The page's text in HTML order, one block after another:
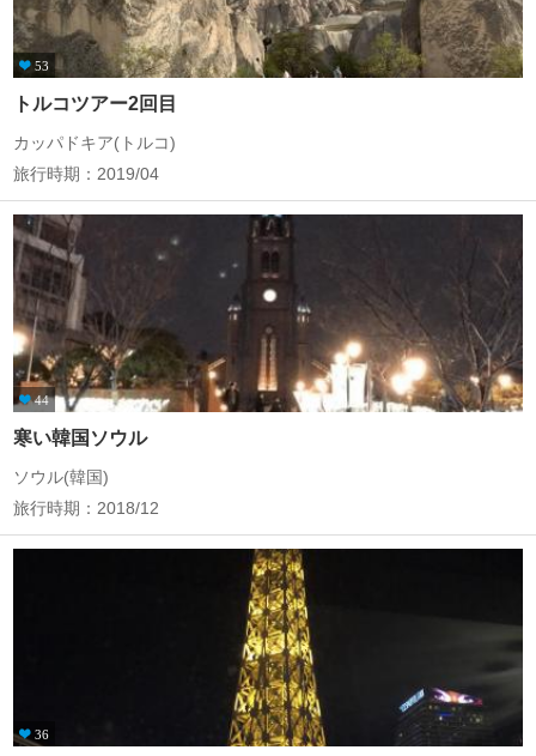
53
トルコツアー2回目
カッパドキア(トルコ)
旅行時期：2019/04
44
寒い韓国ソウル
ソウル(韓国)
旅行時期：2018/12
36